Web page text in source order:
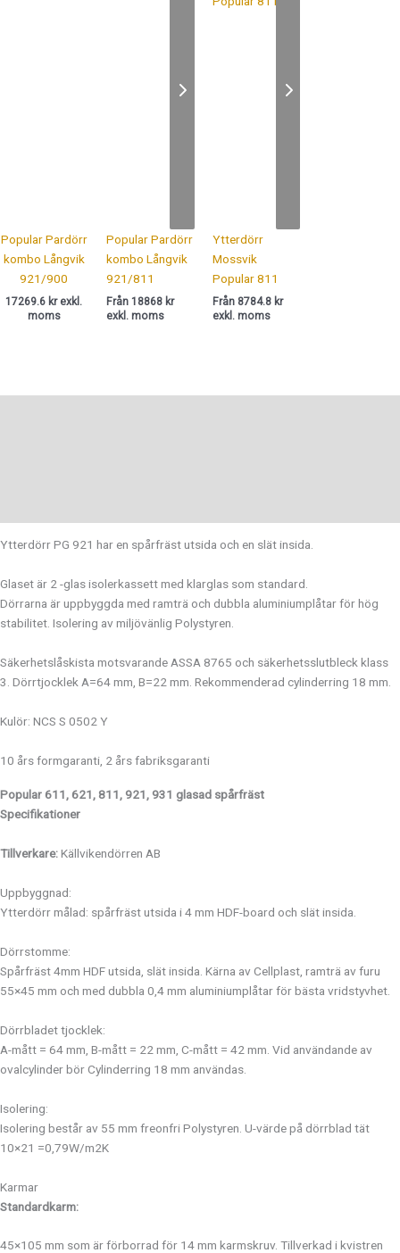
Popular Pardörr
kombo Långvik
921/900
17269.6 kr exkl.
moms
Popular Pardörr
kombo Långvik
921/811
Från 18868 kr
exkl. moms
Ytterdörr
Mossvik
Popular 811
Från 8784.8 kr
exkl. moms
Ytterdörr PG 921 har en spårfräst utsida och en slät insida.
Glaset är 2 -glas isolerkassett med klarglas som standard.
Dörrarna är uppbyggda med ramträ och dubbla aluminiumplåtar för hög
stabilitet. Isolering av miljövänlig Polystyren.
Säkerhetslåskista motsvarande ASSA 8765 och säkerhetsslutbleck klass
3. Dörrtjocklek A=64 mm, B=22 mm. Rekommenderad cylinderring 18 mm.
Kulör: NCS S 0502 Y
10 års formgaranti, 2 års fabriksgaranti
Popular 611, 621, 811, 921, 931 glasad spårfräst
Specifikationer
Tillverkare:Källvikendörren AB
Uppbyggnad:
Ytterdörr målad: spårfräst utsida i 4 mm HDF-board och slät insida.
Dörrstomme:
Spårfräst 4mm HDF utsida, slät insida. Kärna av Cellplast, ramträ av furu
55×45 mm och med dubbla 0,4 mm aluminiumplåtar för bästa vridstyvhet.
Dörrbladet tjocklek:
A-mått = 64 mm, B-mått = 22 mm, C-mått = 42 mm. Vid användande av
ovalcylinder bör Cylinderring 18 mm användas.
Isolering:
Isolering består av 55 mm freonfri Polystyren. U-värde på dörrblad tät
10×21 =0,79W/m2K
Karmar
Standardkarm:
45×105 mm som är förborrad för 14 mm karmskruv. Tillverkad i kvistren